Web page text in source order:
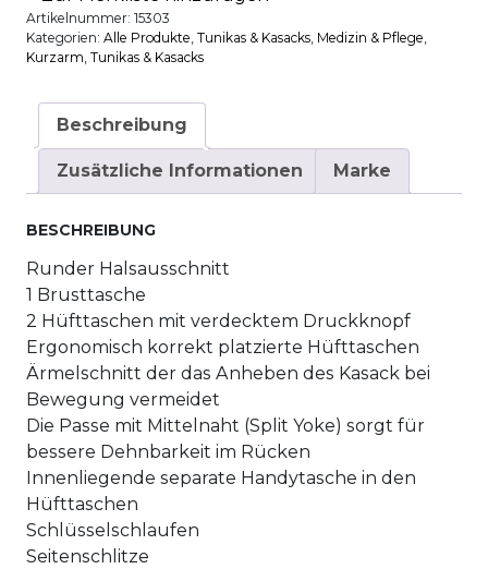
Artikelnummer: 15303
Kategorien: Alle Produkte Tunikas & Kasacks Medizin & Pflege
Kurzarm Tunikas & Kasacks
Beschreibung
Zusätzliche Informationen Marke
BESCHREIBUNG
Runder Halsausschnitt
1 Brusttasche
2 Hüfttaschen mit verdecktem Druckknopf
Ergonomisch korrekt platzierte Hüfttaschen
Ärmelschnitt der das Anheben des Kasack bei
Bewegung vermeidet
Die Passe mit Mittelnaht (Split Yoke) sorgt für
bessere Dehnbarkeit im Rücken
Innenliegende separate Handytasche in den
Hüfttaschen
Schlüsselschlaufen
Seitenschlitze